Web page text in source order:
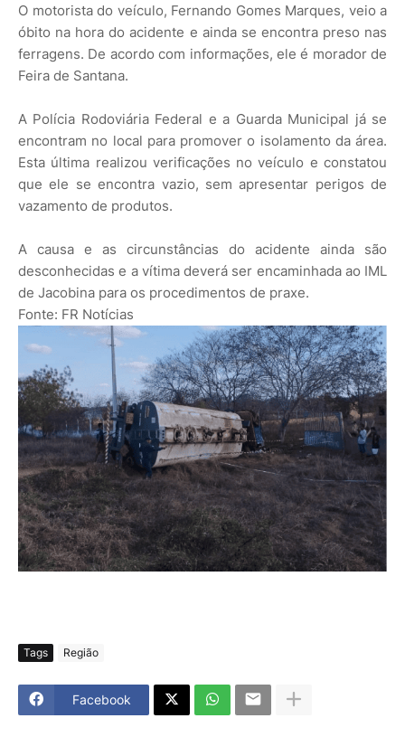
O motorista do veículo, Fernando Gomes Marques, veio a
óbito na hora do acidente e ainda se encontra preso nas
ferragens. De acordo com informações, ele é morador de
Feira de Santana.
A Polícia Rodoviária Federal e a Guarda Municipal já se
encontram no local para promover o isolamento da área.
Esta última realizou verificações no veículo e constatou
que ele se encontra vazio, sem apresentar perigos de
vazamento de produtos.
A causa e as circunstâncias do acidente ainda são
desconhecidas e a vítima deverá ser encaminhada ao IML
de Jacobina para os procedimentos de praxe.
Fonte: FR Notícias
Tags Região
Facebook